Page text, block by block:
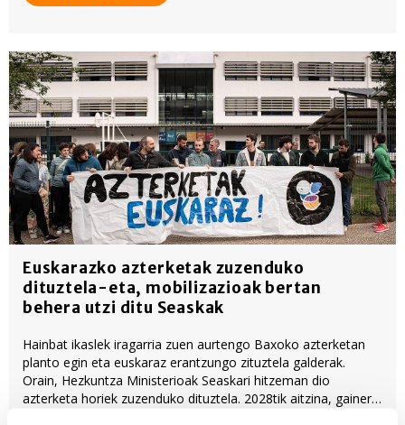
Euskarazko azterketak zuzenduko
dituztela-eta, mobilizazioak bertan
behera utzi ditu Seaskak
Hainbat ikaslek iragarria zuen aurtengo Baxoko azterketan
planto egin eta euskaraz erantzungo zituztela galderak.
Orain, Hezkuntza Ministerioak Seaskari hitzeman dio
azterketa horiek zuzenduko dituztela. 2028tik aitzina, gainera,